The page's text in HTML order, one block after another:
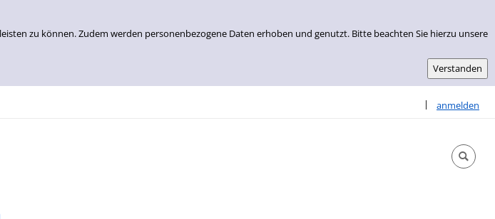
zu können. Zudem werden personenbezogene Daten erhoben und genutzt. Bitte beachten Sie hierzu unsere
| anmelden
Sprache